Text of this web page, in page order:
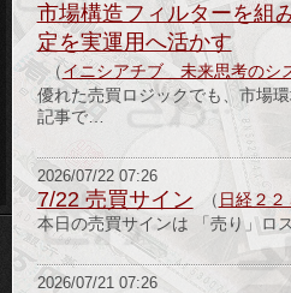
市場構造フィルターを組
定を実運用へ活かす
（イニシアチブ 未来思考のシ
優れた売買ロジックでも、市場
記事で…
2026/07/22 07:26
7/22 売買サイン （ 日経２
本日の売買サインは 「売り」ロ
2026/07/21 07:26